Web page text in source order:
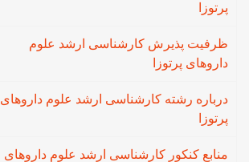
پرتوزا
ظرفیت پذیرش کارشناسی ارشد علوم
داروهای پرتوزا
درباره رشته کارشناسی ارشد علوم داروهای
پرتوزا
منابع کنکور کارشناسی ارشد علوم داروهای